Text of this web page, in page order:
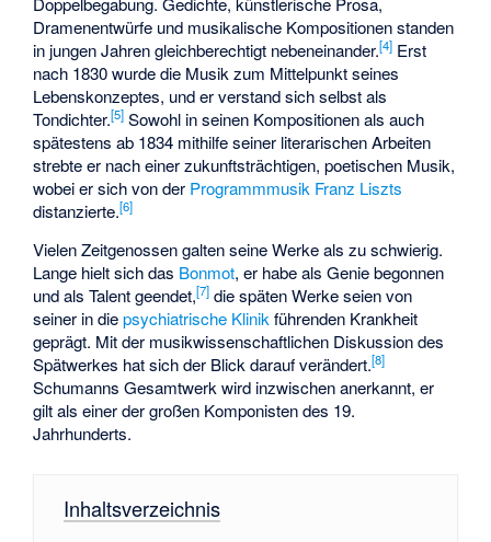
Dramenentwürfe und musikalische Kompositionen standen
in jungen Jahren gleichberechtigt nebeneinander.[4] Erst
nach 1830 wurde die Musik zum Mittelpunkt seines
Lebenskonzeptes, und er verstand sich selbst als
Tondichter.[5] Sowohl in seinen Kompositionen als auch
spätestens ab 1834 mithilfe seiner literarischen Arbeiten
strebte er nach einer zukunftsträchtigen, poetischen Musik,
wobei er sich von der Programmmusik Franz Liszts
distanzierte.[6]
Vielen Zeitgenossen galten seine Werke als zu schwierig.
Lange hielt sich das Bonmot, er habe als Genie begonnen
und als Talent geendet,[7] die späten Werke seien von
seiner in diepsychiatrische Klinik führenden Krankheit
geprägt. Mit der musikwissenschaftlichen Diskussion des
Spätwerkes hat sich der Blick darauf verändert.[8]
Schumanns Gesamtwerk wird inzwischen anerkannt, er
gilt als einer der großen Komponisten des 19.
Jahrhunderts.
Inhaltsverzeichnis